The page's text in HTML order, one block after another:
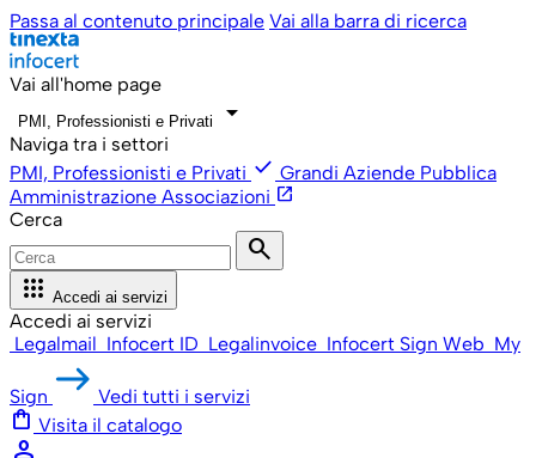
Passa al contenuto principale Vai alla barra di ricerca
Vai all'home page
PMI, Professionisti e Privati arrow_drop_down
Naviga tra i settori
PMI, Professionisti e Privati check Grandi Aziende Pubblica
Amministrazione Associazioni open_in_new
Cerca
search
apps Accedi ai servizi
Accedi ai servizi
Legalmail Infocert ID Legalinvoice Infocert Sign Web My
Sign Vedi tutti i servizi
shopping_bag Visita il catalogo
person